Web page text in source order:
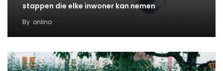
stappen die elke inwoner kan nemen
By onlino